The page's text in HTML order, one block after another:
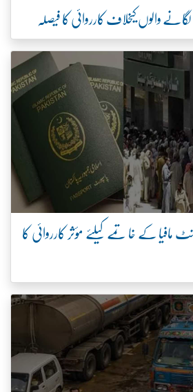
والوں کیخلاف کارروائی کا فیصلہ
کے خاتمے کیلئے مؤثر کارروائی کا